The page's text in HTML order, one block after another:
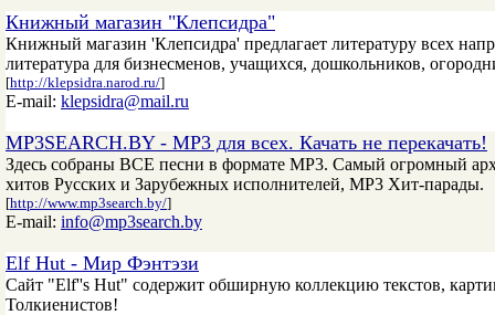
Книжный магазин "Клепсидра"
Книжный магазин 'Клепсидра' предлагает литературу всех
литература для бизнесменов, учащихся, дошкольников,
[http://klepsidra.narod.ru/]
E-mail: klepsidra@mail.ru
MP3SEARCH.BY - MP3 для всех. Качать не перекачать!
Здесь собраны ВСЕ песни в формате MP3. Самый огромный
хитов Русских и Зарубежных исполнителей, MP3 Хит-парады.
[http://www.mp3search.by/]
E-mail: info@mp3search.by
Elf Hut - Мир Фэнтэзи
Сайт "Elf''s Hut" содержит обширную коллекцию текстов,
Толкиенистов!